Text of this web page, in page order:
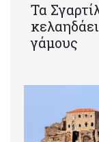
Τα
γάμους